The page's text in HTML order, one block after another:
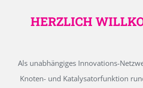
HERZLICH
Als unabhängiges Innovations-
Knoten- und Katalysatorfunktion